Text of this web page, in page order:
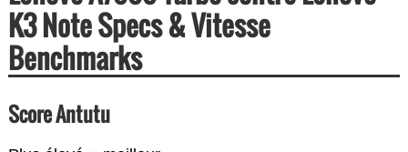
K3 Note Specs & Vitesse
Benchmarks
Score Antutu